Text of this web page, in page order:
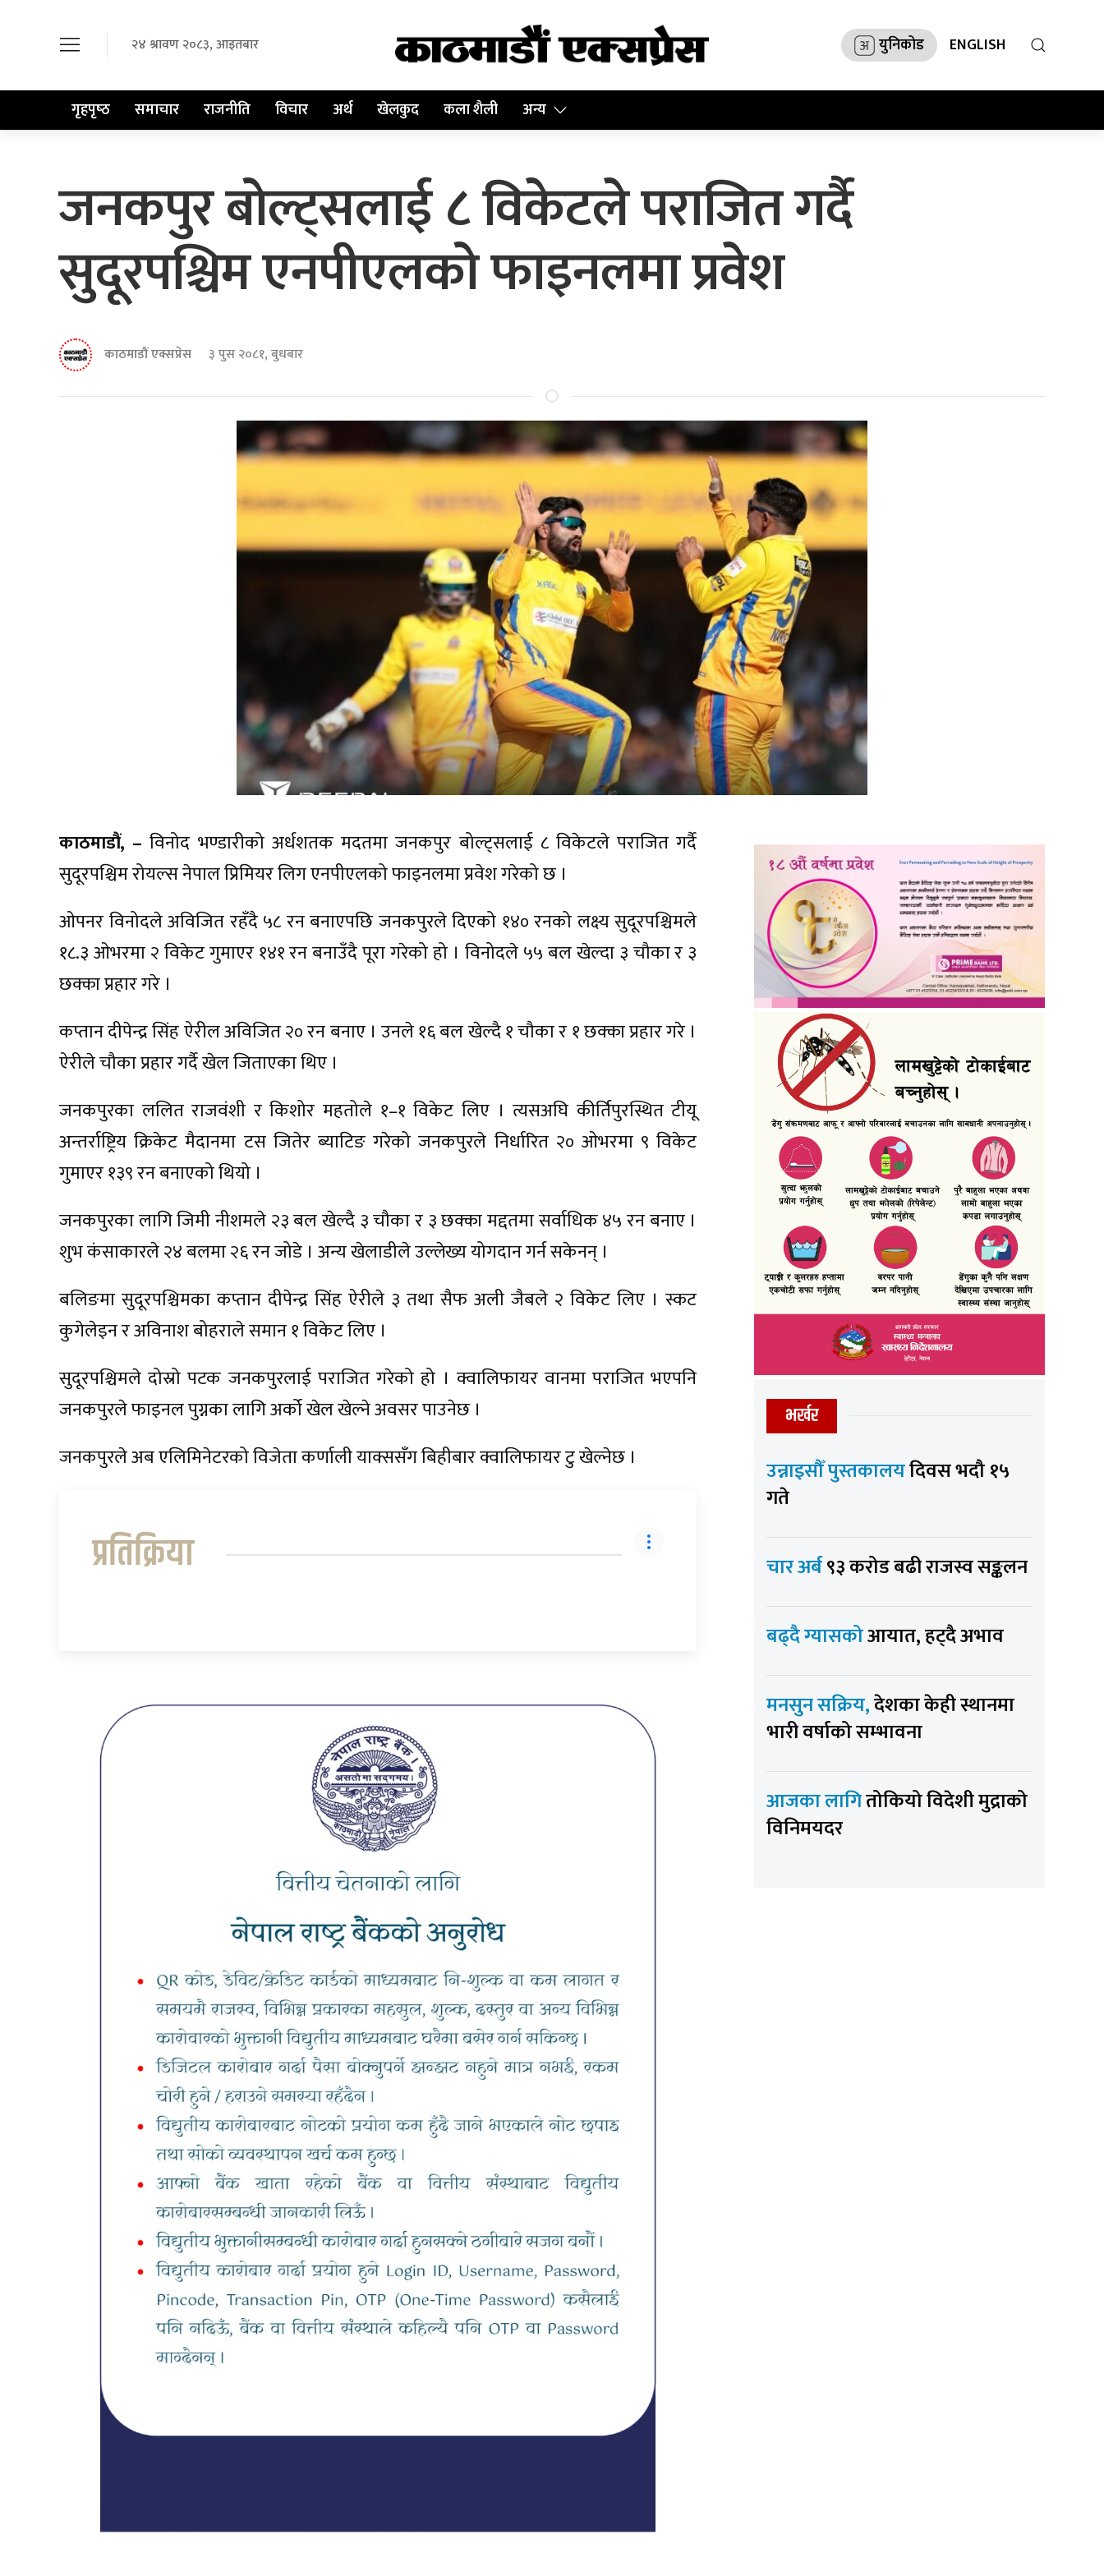
२४ श्रावण २०८३, आइतबार युनिकोड ENGLISH
गृहपृष्‍ठ समाचार राजनीति विचार अर्थ खेलकुद कला शैली अन्य
जनकपुर बोल्ट्सलाई ८ विकेटले पराजित गर्दै
सुदूरपश्चिम एनपीएलको फाइनलमा प्रवेश
काठमाडौं एक्सप्रेस ३ पुस २०८१, बुधबार
काठमाडौं, –विनोद भण्डारीको अर्धशतक मदतमा जनकपुर बोल्ट्सलाई ८ विकेटले पराजित गर्दै
सुदूरपश्चिम रोयल्स नेपाल प्रिमियर लिग एनपीएलको फाइनलमा प्रवेश गरेको छ ।
ओपनर विनोदले अविजित रहँदै ५८ रन बनाएपछि जनकपुरले दिएको १४० रनको लक्ष्य सुदूरपश्चिमले
१८.३ ओभरमा २ विकेट गुमाएर १४१ रन बनाउँदै पूरा गरेको हो । विनोदले ५५ बल खेल्दा ३ चौका र ३
छक्का प्रहार गरे ।
कप्तान दीपेन्द्र सिंह ऐरील अविजित २० रन बनाए । उनले १६ बल खेल्दै १ चौका र १ छक्का प्रहार गरे ।
ऐरीले चौका प्रहार गर्दै खेल जिताएका थिए ।
जनकपुरका ललित राजवंशी र किशोर महतोले १–१ विकेट लिए । त्यसअघि कीर्तिपुरस्थित टीयू
अन्तर्राष्ट्रिय क्रिकेट मैदानमा टस जितेर ब्याटिङ गरेको जनकपुरले निर्धारित २० ओभरमा ९ विकेट
गुमाएर १३९ रन बनाएको थियो ।
जनकपुरका लागि जिमी नीशमले २३ बल खेल्दै ३ चौका र ३ छक्का मद्दतमा सर्वाधिक ४५ रन बनाए ।
शुभ कंसाकारले २४ बलमा २६ रन जोडे । अन्य खेलाडीले उल्लेख्य योगदान गर्न सकेनन् ।
बलिङमा सुदूरपश्चिमका कप्तान दीपेन्द्र सिंह ऐरीले ३ तथा सैफ अली जैबले २ विकेट लिए । स्कट
कुगेलेइन र अविनाश बोहराले समान १ विकेट लिए ।
सुदूरपश्चिमले दोस्रो पटक जनकपुरलाई पराजित गरेको हो । क्वालिफायर वानमा पराजित भएपनि
जनकपुरले फाइनल पुग्नका लागि अर्को खेल खेल्ने अवसर पाउनेछ ।
जनकपुरले अब एलिमिनेटरको विजेता कर्णाली याक्ससँग बिहीबार क्वालिफायर टु खेल्नेछ ।
प्रतिक्रिया
भर्खर
उन्नाइसौँ पुस्तकालयदिवस भदौ १५
गते
चार अर्ब९३ करोड बढी राजस्व सङ्कलन
बढ्दै ग्यासकोआयात, हट्दै अभाव
मनसुन सक्रिय,देशका केही स्थानमा
भारी वर्षाको सम्भावना
आजका लागितोकियो विदेशी मुद्राको
विनिमयदर